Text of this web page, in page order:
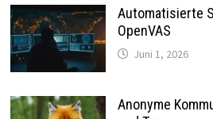
Automatisierte
OpenVAS
Juni 1, 2026
Anonyme